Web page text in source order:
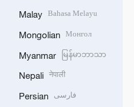
Malay Bahasa Melayu
Mongolian Монгол
Myanmar မြန်မာဘာသာ
Nepali नेपाली
Persian فارسی